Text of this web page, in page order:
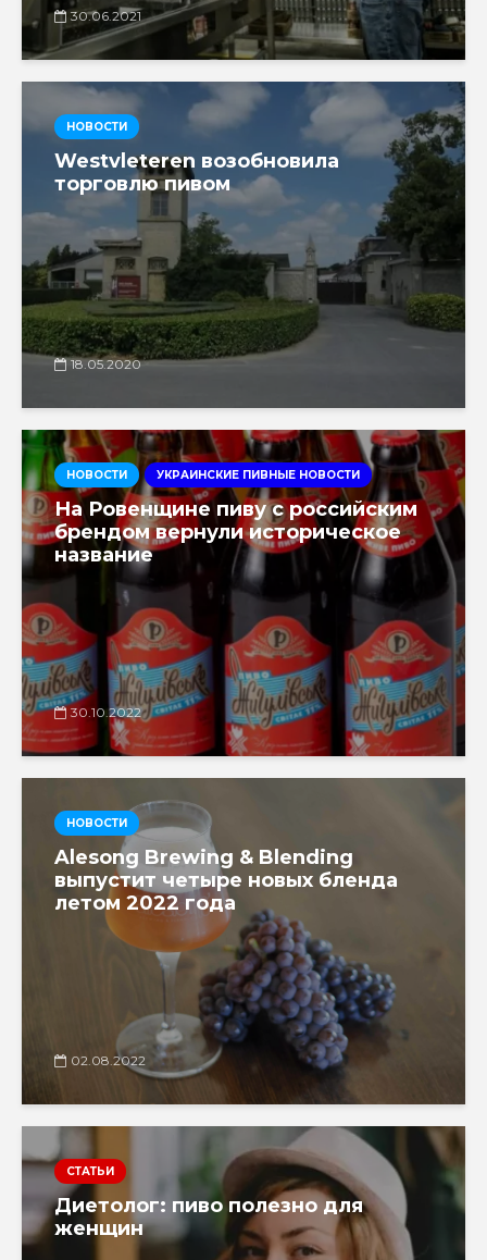
30.06.2021
НОВОСТИ
Westvleteren возобновила
торговлю пивом
18.05.2020
НОВОСТИ УКРАИНСКИЕ ПИВНЫЕ НОВОСТИ
На Ровенщине пиву с российским
брендом вернули историческое
название
30.10.2022
НОВОСТИ
Alesong Brewing & Blending
выпустит четыре новых бленда
летом 2022 года
02.08.2022
СТАТЬИ
Диетолог: пиво полезно для
женщин